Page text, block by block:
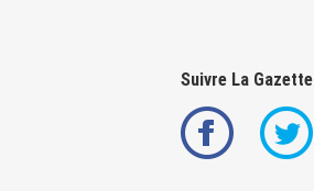
Suivre La Gazette